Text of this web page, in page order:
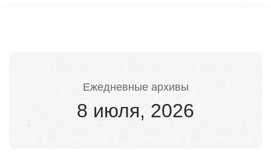
Ежедневные архивы
8 июля, 2026